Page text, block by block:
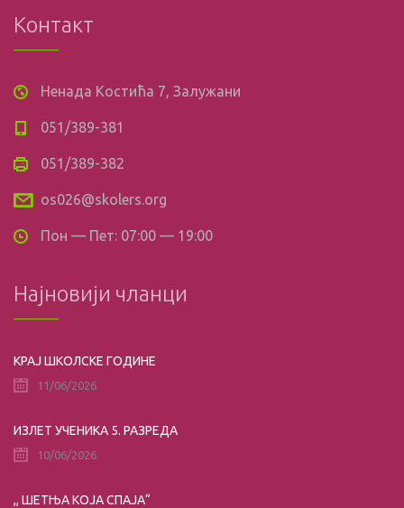
Контакт
Ненада Костића 7, Залужани
051/389-381
051/389-382
os026@skolers.org
Пон — Пет: 07:00 — 19:00
Најновији чланци
КРАЈ ШКОЛСКЕ ГОДИНЕ
11/06/2026
ИЗЛЕТ УЧЕНИКА 5. РАЗРЕДА
10/06/2026
,, ШЕТЊА КОЈА СПАЈА“